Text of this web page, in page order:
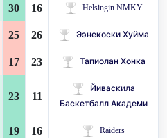
30 16 Helsingin NMKY
25 26 Ээнекоски Хуйма
17 23 Тапиолан Хонка
23 11
Йиваскила
Баскетбалл Академи
19 16 Raiders